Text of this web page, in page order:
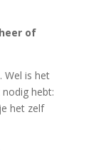
of
Wel is het
hebt:
het zelf